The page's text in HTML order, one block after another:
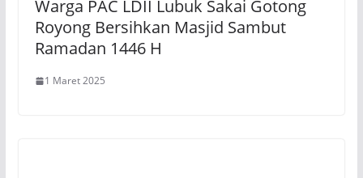
Warga PAC LDII Lubuk Sakai Gotong
Royong Bersihkan Masjid Sambut
Ramadan 1446 H
1 Maret 2025